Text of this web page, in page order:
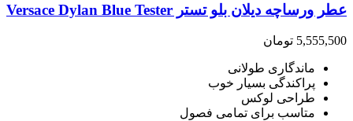
عطر ورساچه دیلان بلو تستر Versace Dylan Blue Tester
5,555,500 تومان
ماندگاری طولانی
پراکندگی بسیار خوب
طراحی لوکس
متاسب برای تمامی فصول